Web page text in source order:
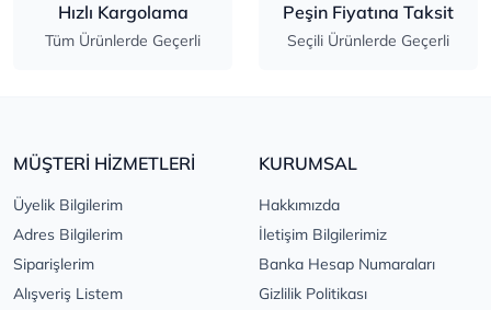
Hızlı Kargolama
Tüm Ürünlerde Geçerli
Peşin Fiyatına Taksit
Seçili Ürünlerde Geçerli
MÜŞTERİ HİZMETLERİ
Üyelik Bilgilerim
Adres Bilgilerim
Siparişlerim
Alışveriş Listem
KURUMSAL
Hakkımızda
İletişim Bilgilerimiz
Banka Hesap Numaraları
Gizlilik Politikası